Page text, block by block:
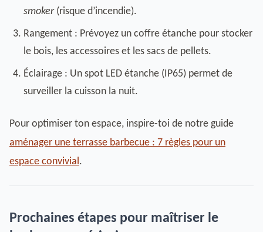
smoker(risque d’incendie).
Rangement : Prévoyez un coffre étanche pour stocker
le bois, les accessoires et les sacs de pellets.
Éclairage : Un spot LED étanche (IP65) permet de
surveiller la cuisson la nuit.
Pour optimiser ton espace, inspire-toi de notre guide
aménager une terrasse barbecue : 7 règles pour un
espace convivial.
Prochaines étapes pour maîtriser le